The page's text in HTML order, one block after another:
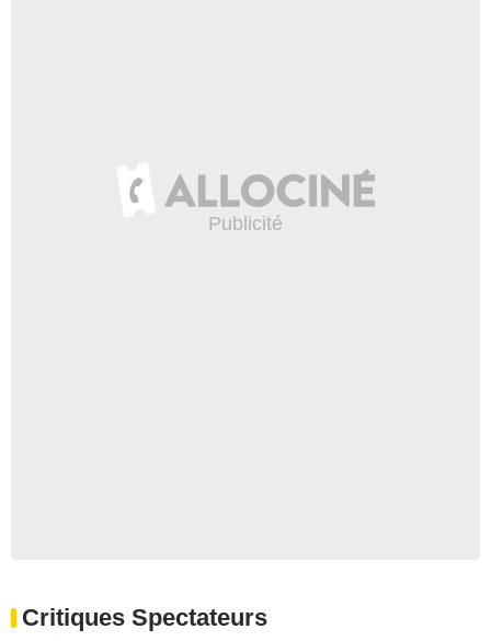
Critiques Spectateurs